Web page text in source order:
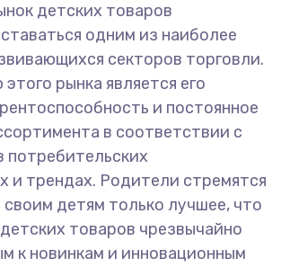
детских товаров
одним из наиболее
секторов торговли.
рынка является его
и постоянное
в соответствии с
потребительских
и трендах. Родители стремятся
детям только лучшее, что
товаров чрезвычайно
к новинкам и инновационным